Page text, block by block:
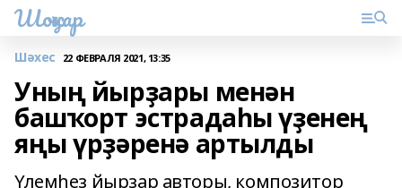
Шоңҡар
Шәхес 22 ФЕВРАЛЯ 2021, 13:35
Уның йырҙары менән
башҡорт эстрадаһы үҙенең
яңы үрҙәренә артылды
Үлемһеҙ йырҙар авторы, композитор